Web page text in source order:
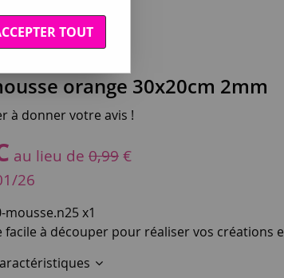
orange 30x20cm 2mm
à donner votre avis !
au lieu de 0,99€
26
mousse.n25 x1
facile à découper pour réaliser vos créations
TOUT